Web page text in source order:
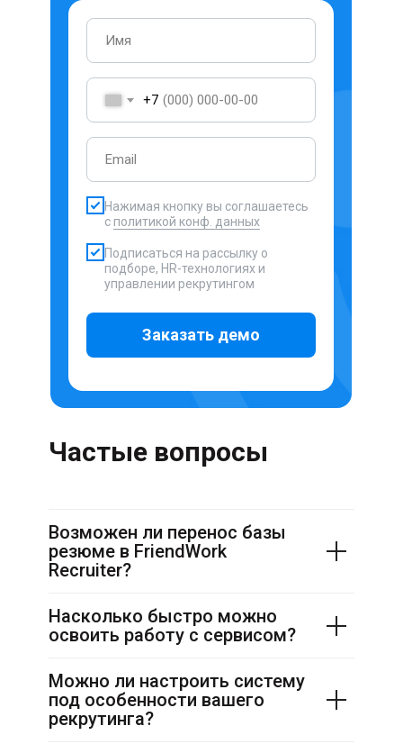
+7
Нажимая кнопку вы соглашаетесь
с политикой конф. данных
Подписаться на рассылку о
подборе, HR-технологиях и
управлении рекрутингом
Заказать демо
Частые вопросы
Возможен ли перенос базы
резюме в FriendWork
Recruiter?
Насколько быстро можно
освоить работу с сервисом?
Можно ли настроить систему
под особенности вашего
рекрутинга?